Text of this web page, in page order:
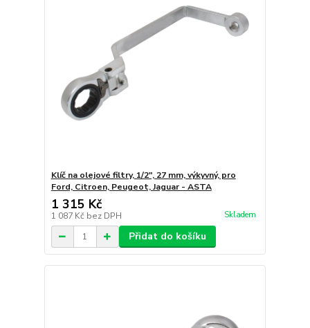
Klíč na olejové filtry, 1/2", 27 mm, výkyvný, pro
Ford, Citroen, Peugeot, Jaguar - ASTA
1 315 Kč
1 087 Kč bez DPH Skladem
Přidat do košíku